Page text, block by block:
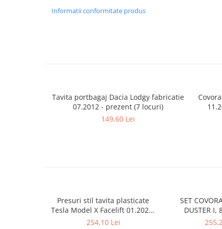
Informatii conformitate produs
Tavita portbagaj Dacia Lodgy fabricatie
07.2012 - prezent (7 locuri)
149,60 Lei
Presuri stil tavita plasticate
Tesla Model X Facelift 01.2021-
prezent, randurile 2-3 la masini
254,10 Lei
SET
DUSTER I,